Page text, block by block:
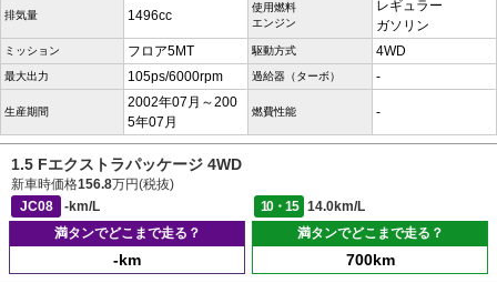
排気量 1496cc
使用燃料
エンジン
レギュラー
ガソリン
ミッション フロア5MT 駆動方式 4WD
最大出力 105ps/6000rpm 過給器（ターボ） -
生産期間
2002年07月～200
5年07月
燃費性能 -
1.5 Fエクストラパッケージ 4WD
新車時価格156.8万円(税抜)
JC08
-km/L 10・15
14.0km/L
満タンでどこまで走る？
-km
満タンでどこまで走る？
700km